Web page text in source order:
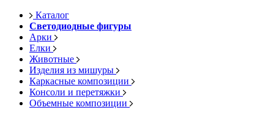
Каталог
Светодиодные фигуры
Арки
Елки
Животные
Изделия из мишуры
Каркасные композиции
Консоли и перетяжки
Объемные композиции